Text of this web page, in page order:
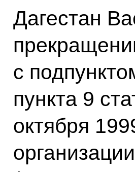
Дагестан
с
пункта 9
октября